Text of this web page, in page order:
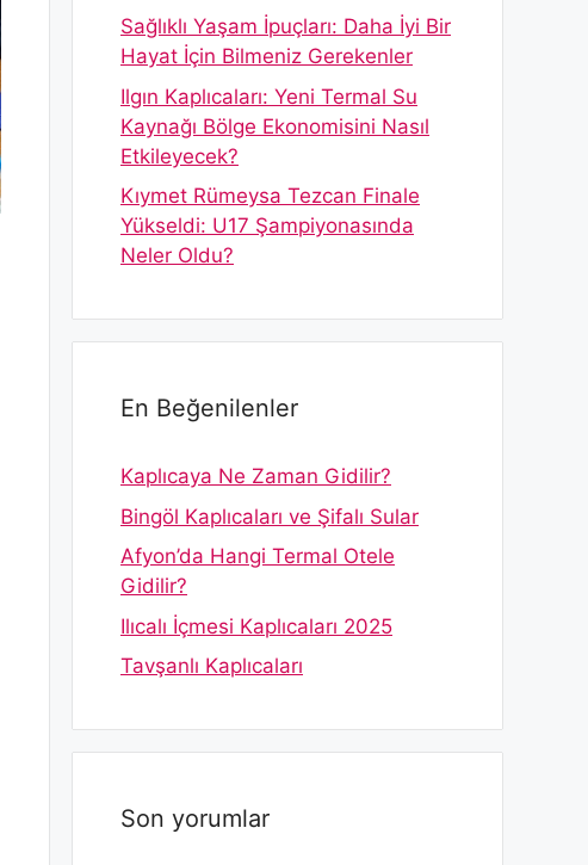
Sağlıklı Yaşam İpuçları: Daha İyi Bir
Hayat İçin Bilmeniz Gerekenler
Ilgın Kaplıcaları: Yeni Termal Su
Kaynağı Bölge Ekonomisini Nasıl
Etkileyecek?
Kıymet Rümeysa Tezcan Finale
Yükseldi: U17 Şampiyonasında
Neler Oldu?
En Beğenilenler
Kaplıcaya Ne Zaman Gidilir?
Bingöl Kaplıcaları ve Şifalı Sular
Afyon’da Hangi Termal Otele
Gidilir?
Ilıcalı İçmesi Kaplıcaları 2025
Tavşanlı Kaplıcaları
Son yorumlar